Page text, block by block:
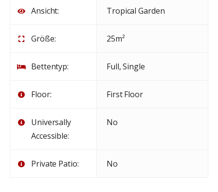
Ansicht: Tropical Garden
Größe: 25m²
Bettentyp: Full, Single
Floor: First Floor
Universally
Accessible:
No
Private Patio: No